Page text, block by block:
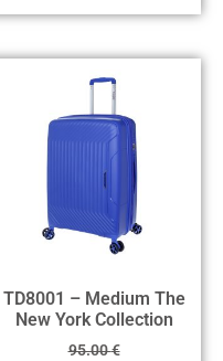
TD8001 – Medium The
New York Collection
95.00€